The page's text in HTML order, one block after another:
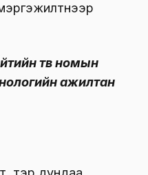
төв номын
ажилтан